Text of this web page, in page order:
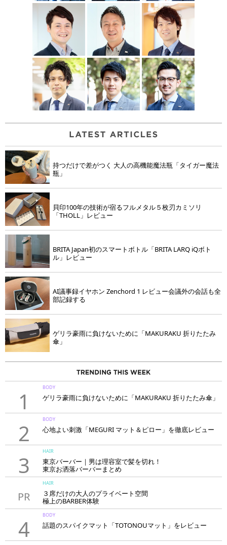
持つだけで差がつく 大人の高機能魔法瓶「タイガー魔法
瓶」
貝印100年の技術が宿るフルメタル５枚刃カミソリ
「THOLL」レビュー
BRITA Japan初のスマートボトル「BRITA LARQ iQボト
ル」レビュー
AI議事録イヤホン Zenchord 1 レビュー会議外の会話も全
部記録する
ゲリラ豪雨に負けないために「MAKURAKU 折りたたみ
傘」
1
BODY
ゲリラ豪雨に負けないために「MAKURAKU 折りたたみ傘」
2
BODY
心地よい刺激「MEGURI マット＆ピロー」を徹底レビュー
3
HAIR
東京バーバー｜男は理容室で髪を切れ！
東京お洒落バーバーまとめ
PR
HAIR
３席だけの大人のプライベート空間
極上のBARBER体験
「LAVIE NEW STANDARD BARBER HANARE新宿店」
4
BODY
話題のスパイクマット「TOTONOUマット」をレビュー